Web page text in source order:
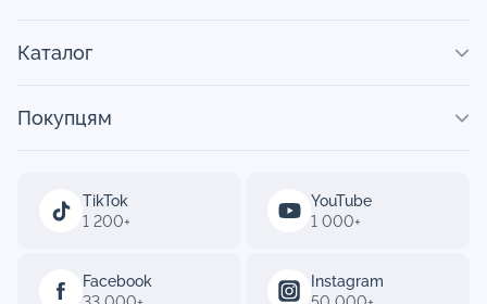
TikTok
1 200+
YouTube
1 000+
Facebook
Instagram
Каталог
Покупцям